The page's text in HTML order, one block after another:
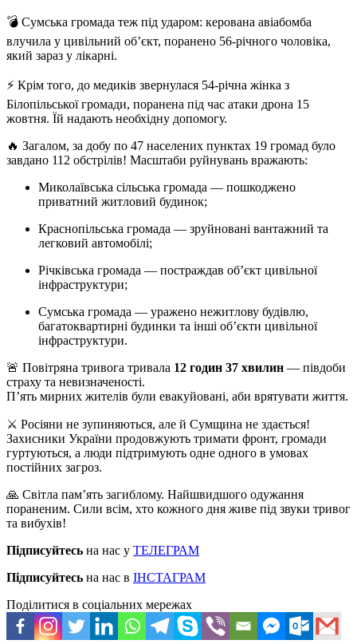
💣 Сумська громада теж під ударом: керована авіабомба
влучила у цивільний об’єкт, поранено 56-річного чоловіка,
який зараз у лікарні.
⚡ Крім того, до медиків звернулася 54-річна жінка з
Білопільської громади, поранена під час атаки дрона 15
жовтня. Їй надають необхідну допомогу.
🔥 Загалом, за добу по 47 населених пунктах 19 громад було
завдано 112 обстрілів! Масштаби руйнувань вражають:
Миколаївська сільська громада — пошкоджено
приватний житловий будинок;
Краснопільська громада — зруйновані вантажний та
легковий автомобілі;
Річківська громада — постраждав об’єкт цивільної
інфраструктури;
Сумська громада — уражено нежитлову будівлю,
багатоквартирні будинки та інші об’єкти цивільної
інфраструктури.
🚨 Повітряна тривога тривала 12 годин 37 хвилин — півдоби
страху та невизначеності.
П’ять мирних жителів були евакуйовані, аби врятувати життя.
⚔️ Росіяни не зупиняються, але й Сумщина не здається!
Захисники України продовжують тримати фронт, громади
гуртуються, а люди підтримують одне одного в умовах
постійних загроз.
🙏 Світла пам’ять загиблому. Найшвидшого одужання
пораненим. Сили всім, хто кожного дня живе під звуки тривог
та вибухів!
Підписуйтесь на нас у ТЕЛЕГРАМ
Підписуйтесь на нас в ІНСТАГРАМ
Поділитися в соціальних мережах